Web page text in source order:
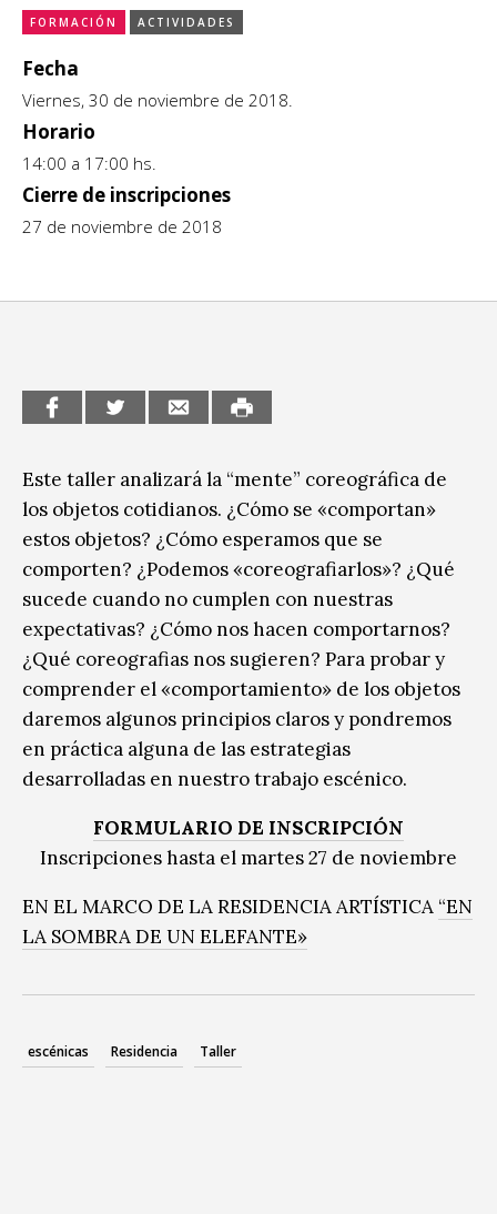
CCE en el interior/libros
Espacio itinerante de lectura infantil
Exposiciones
Formación
Género y Diversidad
Infantil y Juvenil
Sin categoría
FORMACIÓN ACTIVIDADES
Fecha
Viernes, 30 de noviembre de 2018.
Horario
14:00 a 17:00 hs.
Cierre de inscripciones
27 de noviembre de 2018
Este taller analizará la “mente” coreográfica de
los objetos cotidianos. ¿Cómo se «comportan»
estos objetos? ¿Cómo esperamos que se
comporten? ¿Podemos «coreografiarlos»? ¿Qué
sucede cuando no cumplen con nuestras
expectativas? ¿Cómo nos hacen comportarnos?
¿Qué coreografias nos sugieren? Para probar y
comprender el «comportamiento» de los objetos
daremos algunos principios claros y pondremos
en práctica alguna de las estrategias
desarrolladas en nuestro trabajo escénico.
FORMULARIO DE INSCRIPCIÓN
Inscripciones hasta el martes 27 de noviembre
EN EL MARCO DE LA RESIDENCIA ARTÍSTICA “EN
LA SOMBRA DE UN ELEFANTE»
escénicas Residencia Taller